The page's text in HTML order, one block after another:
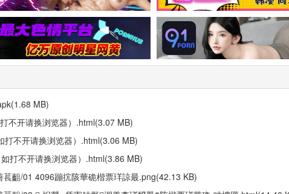
MB)
不开请换浏览器）.html(3.07 MB)
不开请换浏览器）.html(3.06 MB)
打不开请换浏览器）.html(3.86 MB)
齟/01 4096蹦抭陔華硊楷票珜諒最.png(42.13 KB)